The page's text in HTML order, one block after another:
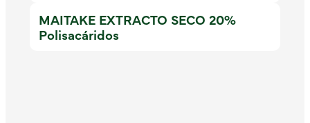
MAITAKE EXTRACTO SECO 20%
Polisacáridos